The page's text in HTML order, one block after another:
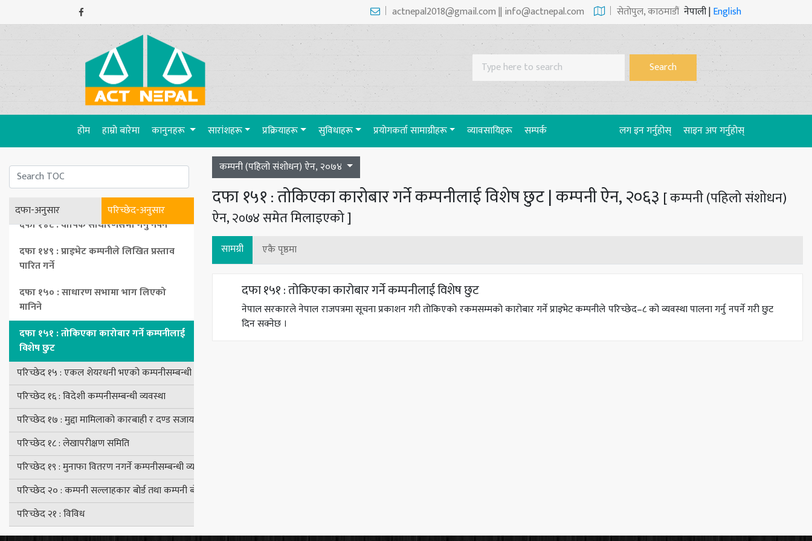
actnepal2018@gmail.com || info@actnepal.com सेताेपुल, काठमाडौं नेपाली|English
Search
होम(current)
हाम्रो बारेमा कानुनहरू सारांशहरू प्रक्रियाहरू सुविधाहरू प्रयाेगकर्ता सामाग्रीहरू व्यावसायिहरू सम्पर्क लग इन गर्नुहोस् साइन अप गर्नुहोस्
दफा-अनुसार परिच्छेद-अनुसार
परिच्छेद १० : कम्पनीको स्वेच्छिक खारेजी
परिच्छेद ११ : कम्पनीको दर्ता खारेज
परिच्छेद १२ : शेयरधनीको संरक्षण
परिच्छेद १३ : मुख्य र सहायक कम्पनीहरू
परिच्छेद १४ : प्राइभेट कम्पनीसम्बन्धी विशेष व्यवस्था
दफा १४५ : सर्वसम्मत सम्झौता
गर्ने अधिकार
दफा १४७ : कारोबारको विवरण
दफा १४८ : वार्षिक साधारणसभा गर्नु नपर्ने
दफा १४९ : प्राइभेट कम्पनीले लिखित प्रस्ताव
पारित गर्ने
दफा १५० : साधारण सभामा भाग लिएको
मानिने
दफा १५१ : तोकिएका कारोबार गर्ने कम्पनीलाई
विशेष छुट
परिच्छेद १५ : एकल शेयरधनी भएको कम्पनीसम्बन्धी व्यवस्था
परिच्छेद १६ : विदेशी कम्पनीसम्बन्धी व्यवस्था
परिच्छेद १७ : मुद्दा मामिलाको कारबाही र दण्ड सजाय
परिच्छेद १८ : लेखापरीक्षण समिति
परिच्छेद १९ : मुनाफा वितरण नगर्ने कम्पनीसम्बन्धी व्यवस्था
परिच्छेद २० : कम्पनी सल्लाहकार बोर्ड तथा कम्पनी बोर्डसम्बन्धी अन्तरिम व्यवस्था
परिच्छेद २१ : विविध
कम्पनी (पहिलो संशोधन) ऐन, २०७४
दफा १५१ : तोकिएका कारोबार गर्ने कम्पनीलाई विशेष छुट | कम्पनी ऐन, २०६३ [ कम्पनी (पहिलो संशोधन)
ऐन, २०७४ समेत मिलाइएको ]
सामग्री एकै पृष्ठमा
दफा १५१ : तोकिएका कारोबार गर्ने कम्पनीलाई विशेष छुट
नेपाल सरकारले नेपाल राजपत्रमा सूचना प्रकाशन गरी तोकिएको रकमसम्मको कारोबार गर्ने प्राइभेट कम्पनीले परिच्छेद–८ को व्यवस्था पालना गर्नु नपर्ने गरी छुट
दिन सक्नेछ ।